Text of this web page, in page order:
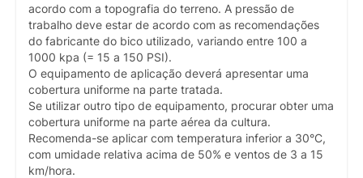
acordo com a topografia do terreno. A pressão de
trabalho deve estar de acordo com as recomendações
do fabricante do bico utilizado, variando entre 100 a
1000 kpa (= 15 a 150 PSI).
O equipamento de aplicação deverá apresentar uma
cobertura uniforme na parte tratada.
Se utilizar outro tipo de equipamento, procurar obter uma
cobertura uniforme na parte aérea da cultura.
Recomenda-se aplicar com temperatura inferior a 30°C,
com umidade relativa acima de 50% e ventos de 3 a 15
km/hora.